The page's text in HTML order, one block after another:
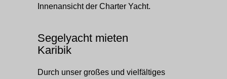
Innenansicht der Charter Yacht.
Segelyacht mieten
Karibik
Durch unser großes und vielfältiges